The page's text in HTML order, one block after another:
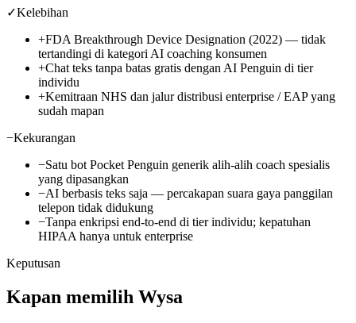
✓Kelebihan
+FDA Breakthrough Device Designation (2022) — tidak
tertandingi di kategori AI coaching konsumen
+Chat teks tanpa batas gratis dengan AI Penguin di tier
individu
+Kemitraan NHS dan jalur distribusi enterprise / EAP yang
sudah mapan
−Kekurangan
−Satu bot Pocket Penguin generik alih-alih coach spesialis
yang dipasangkan
−AI berbasis teks saja — percakapan suara gaya panggilan
telepon tidak didukung
−Tanpa enkripsi end-to-end di tier individu; kepatuhan
HIPAA hanya untuk enterprise
Keputusan
Kapan memilih Wysa